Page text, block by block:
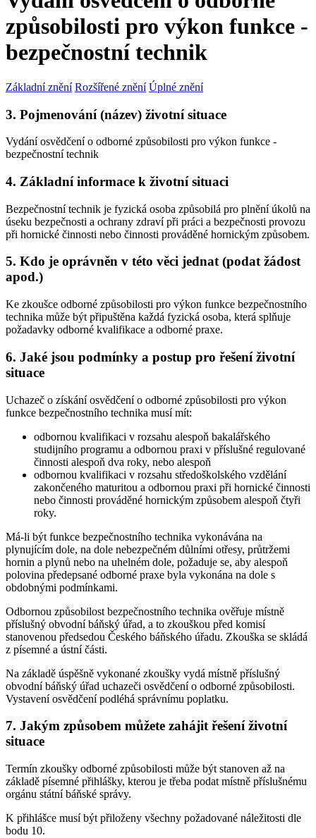
způsobilosti pro výkon funkce -
bezpečnostní technik
Základní znění Rozšířené znění Úplné znění
3. Pojmenování (název) životní situace
Vydání osvědčení o odborné způsobilosti pro výkon funkce -
bezpečnostní technik
4. Základní informace k životní situaci
Bezpečnostní technik je fyzická osoba způsobilá pro plnění úkolů na
úseku bezpečnosti a ochrany zdraví při práci a bezpečnosti provozu
při hornické činnosti nebo činnosti prováděné hornickým způsobem.
5. Kdo je oprávněn v této věci jednat (podat žádost
apod.)
Ke zkoušce odborné způsobilosti pro výkon funkce bezpečnostního
technika může být připuštěna každá fyzická osoba, která splňuje
požadavky odborné kvalifikace a odborné praxe.
6. Jaké jsou podmínky a postup pro řešení životní
situace
Uchazeč o získání osvědčení o odborné způsobilosti pro výkon
funkce bezpečnostního technika musí mít:
odbornou kvalifikaci v rozsahu alespoň bakalářského
studijního programu a odbornou praxi v příslušné regulované
činnosti alespoň dva roky, nebo alespoň
odbornou kvalifikaci v rozsahu středoškolského vzdělání
zakončeného maturitou a odbornou praxi při hornické činnosti
nebo činnosti prováděné hornickým způsobem alespoň čtyři
roky.
Má-li být funkce bezpečnostního technika vykonávána na
plynujícím dole, na dole nebezpečném důlními otřesy, průtržemi
hornin a plynů nebo na uhelném dole, požaduje se, aby alespoň
polovina předepsané odborné praxe byla vykonána na dole s
obdobnými podmínkami.
Odbornou způsobilost bezpečnostního technika ověřuje místně
příslušný obvodní báňský úřad, a to zkouškou před komisí
stanovenou předsedou Českého báňského úřadu. Zkouška se skládá
z písemné a ústní části.
Na základě úspěšně vykonané zkoušky vydá místně příslušný
obvodní báňský úřad uchazeči osvědčení o odborné způsobilosti.
Vystavení osvědčení podléhá správnímu poplatku.
7. Jakým způsobem můžete zahájit řešení životní
situace
Termín zkoušky odborné způsobilosti může být stanoven až na
základě písemné přihlášky, kterou je třeba podat místně příslušnému
orgánu státní báňské správy.
K přihlášce musí být přiloženy všechny požadované náležitosti dle
bodu 10.